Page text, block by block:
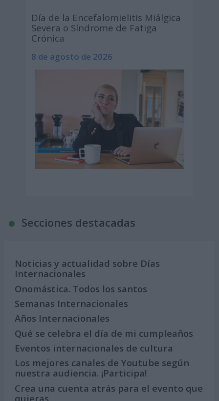
Día de la Encefalomielitis Miálgica
Severa o Síndrome de Fatiga
Crónica
8 de agosto de 2026
Secciones destacadas
Noticias y actualidad sobre Días
Internacionales
Onomástica. Todos los santos
Semanas Internacionales
Años Internacionales
Qué se celebra el día de mi cumpleaños
Eventos internacionales de cultura
Los mejores canales de Youtube según
nuestra audiencia. ¡Participa!
Crea una cuenta atrás para el evento que
quieras